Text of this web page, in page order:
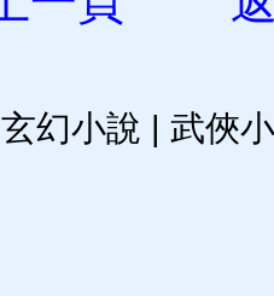
玄幻小說 | 武俠